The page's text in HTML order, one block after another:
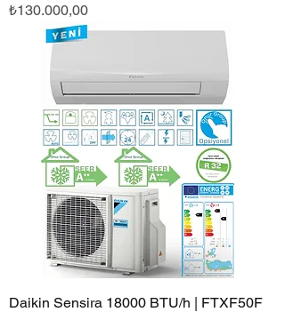
Fiyat
₺130.000,00
Daikin Sensira 18000 BTU/h | FTXF50F